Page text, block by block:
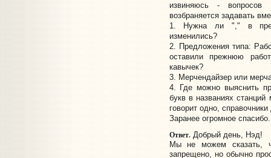
извиняюсь -
возбраняется задавать
1. Нужна ли "," в
изменились?
2. Предложения типа:
оставили прежнюю
кавычек?
3. Мерчендайзер или
4. Где можно выяснить
букв в названиях
говорит одно, справочники
Заранее огромное спасибо.
Ответ.Добрый день, Нэд!
Мы не можем сказать,
запрещено, но обычно